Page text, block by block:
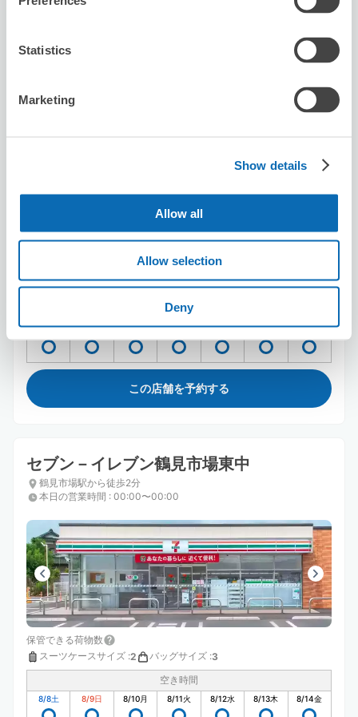
Statistics
Marketing
Show details
Allow all
Allow selection
Deny
セブン－イレブン川崎塚越４丁目
スーツケースサイズ:2 バッグサイズ:2
空き時間
8/8土 8/9日 8/10月 8/11火 8/12水 8/13木 8/14金
この店舗を予約する
セブン－イレブン鶴見市場東中
鶴見市場駅から徒歩2分
本日の営業時間 : 00:00〜00:00
保管できる荷物数
スーツケースサイズ :2 バッグサイズ :3
空き時間
8/8土 8/9日 8/10月 8/11火 8/12水 8/13木 8/14金